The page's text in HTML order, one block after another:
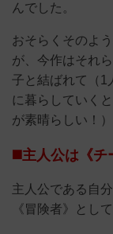
んでした。
おそらくそのよ
が、今作はそれ
子と結ばれて（1
に暮らしていく
が素晴らしい！）
◼️主人公は《チ
主人公である自
《冒険者》とし